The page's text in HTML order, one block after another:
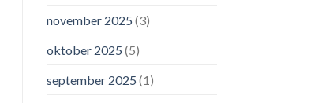
november 2025 (3)
oktober 2025 (5)
september 2025 (1)